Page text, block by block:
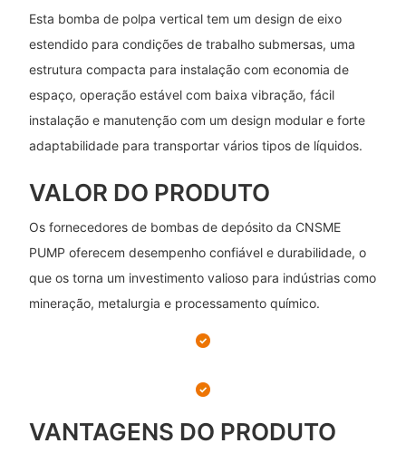
Esta bomba de polpa vertical tem um design de eixo
estendido para condições de trabalho submersas, uma
estrutura compacta para instalação com economia de
espaço, operação estável com baixa vibração, fácil
instalação e manutenção com um design modular e forte
adaptabilidade para transportar vários tipos de líquidos.
VALOR DO PRODUTO
Os fornecedores de bombas de depósito da CNSME
PUMP oferecem desempenho confiável e durabilidade, o
que os torna um investimento valioso para indústrias como
mineração, metalurgia e processamento químico.
VANTAGENS DO PRODUTO